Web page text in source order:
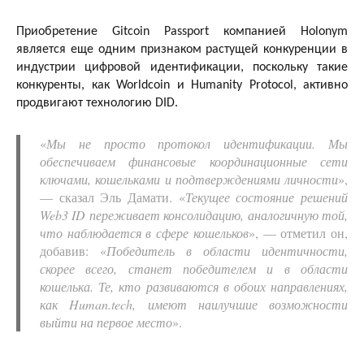
Приобретение Gitcoin Passport компанией Holonym
является еще одним признаком растущей конкуренции в
индустрии цифровой идентификации, поскольку такие
конкуренты, как Worldcoin и Humanity Protocol, активно
продвигают технологию DID.
«Мы не просто протокол идентификации. Мы
обеспечиваем финансовые координационные сети
ключами, кошельками и подтверждениями личности»,
— сказал Эль Дамати. «Текущее состояние решений
Web3 ID переживает консолидацию, аналогичную той,
что наблюдается в сфере кошельков», — отметил он,
добавив: «Победитель в области идентичности,
скорее всего, станет победителем и в области
кошелька. Те, кто развиваются в обоих направлениях,
как Human.tech, имеют наилучшие возможности
выйти на первое место».